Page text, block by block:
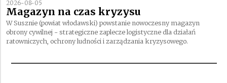
2026-08-05
Magazyn na czas kryzysu
W Susznie (powiat włodawski) powstanie nowoczesny magazyn
obrony cywilnej - strategiczne zaplecze logistyczne dla działań
ratowniczych, ochrony ludności i zarządzania kryzysowego.